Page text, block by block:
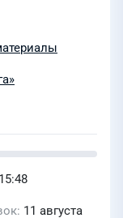
11 августа